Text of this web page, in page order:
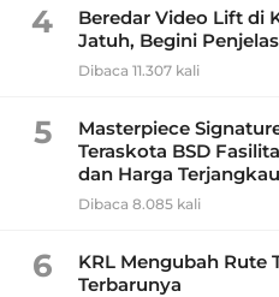
4
Beredar Video Lift di
Jatuh, Begini
Dibaca 11.307 kali
5
Masterpiece
Teraskota BSD
dan Harga Terjangkau
Dibaca 8.085 kali
6
KRL Mengubah Rute
Terbarunya